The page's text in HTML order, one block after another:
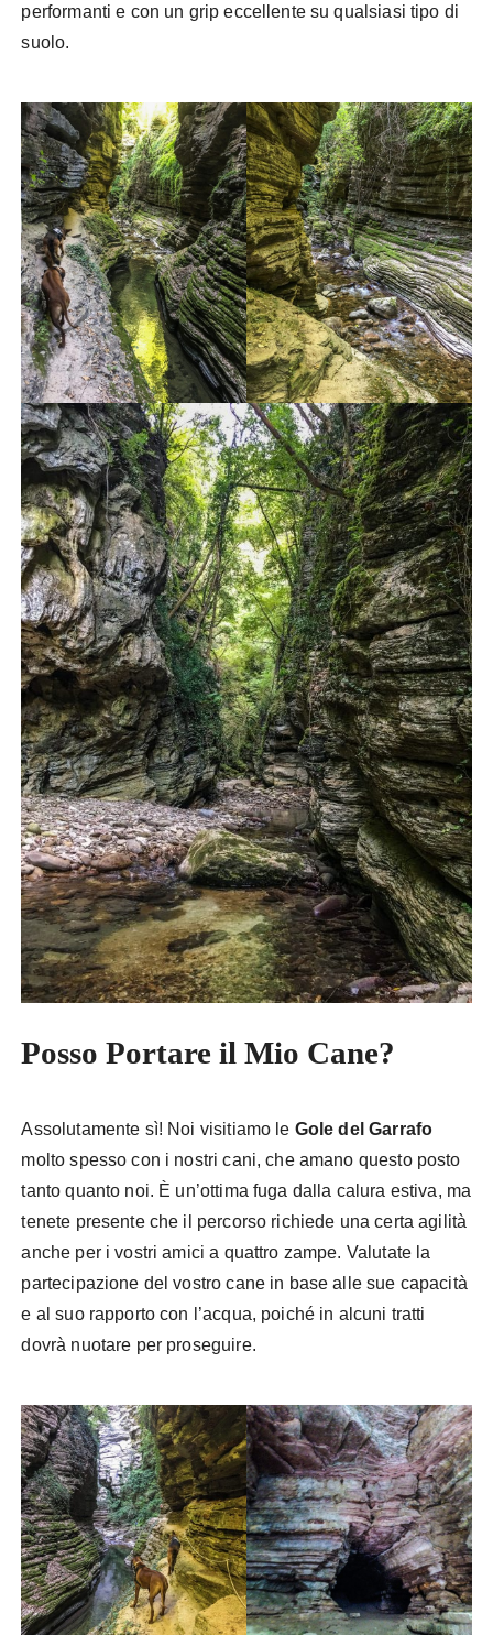
performanti e con un grip eccellente su qualsiasi tipo di
suolo.
Posso Portare il Mio Cane?
Assolutamente sì! Noi visitiamo le Gole del Garrafo
molto spesso con i nostri cani, che amano questo posto
tanto quanto noi. È un’ottima fuga dalla calura estiva, ma
tenete presente che il percorso richiede una certa agilità
anche per i vostri amici a quattro zampe. Valutate la
partecipazione del vostro cane in base alle sue capacità
e al suo rapporto con l’acqua, poiché in alcuni tratti
dovrà nuotare per proseguire.